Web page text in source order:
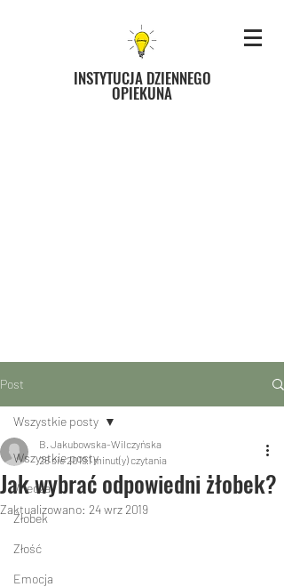
INSTYTUCJA DZIENNEGO
OPIEKUNA
Post
Wszystkie posty
Wiedza
Żłobek
Złość
Emocja
Wszystkie posty
Jak wybrać odpowiedni żłobek?
B. Jakubowska-Wilczyńska
28 sie 20191 minut(y) czytania
Zaktualizowano: 24 wrz 2019